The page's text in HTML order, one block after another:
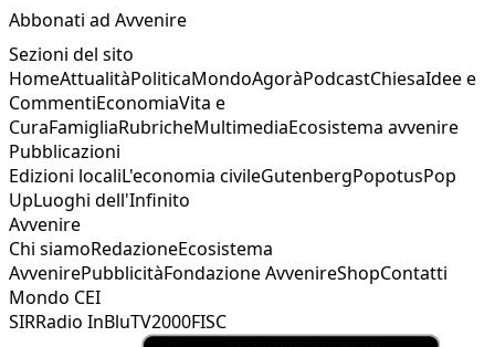
Abbonati ad Avvenire
Sezioni del sito
HomeAttualitàPoliticaMondoAgoràPodcastChiesaIdee e
CommentiEconomiaVita e
CuraFamigliaRubricheMultimediaEcosistema avvenire
Pubblicazioni
Edizioni localiL'economia civileGutenbergPopotusPop
UpLuoghi dell'Infinito
Avvenire
Chi siamoRedazioneEcosistema
AvvenirePubblicitàFondazione AvvenireShopContatti
Mondo CEI
SIRRadio InBluTV2000FISC